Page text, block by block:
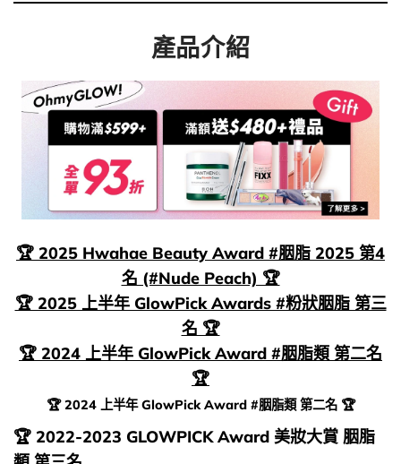
產品介紹
🏆 2025 Hwahae Beauty Award #胭脂 2025 第4
名 (#Nude Peach) 🏆
🏆 2025 上半年 GlowPick Awards #粉狀胭脂 第三
名 🏆
🏆 2024 上半年 GlowPick Award #胭脂類 第二名
🏆
🏆 2024 上半年 GlowPick Award #胭脂類 第二名 🏆
🏆 2022-2023 GLOWPICK Award 美妝大賞 胭脂